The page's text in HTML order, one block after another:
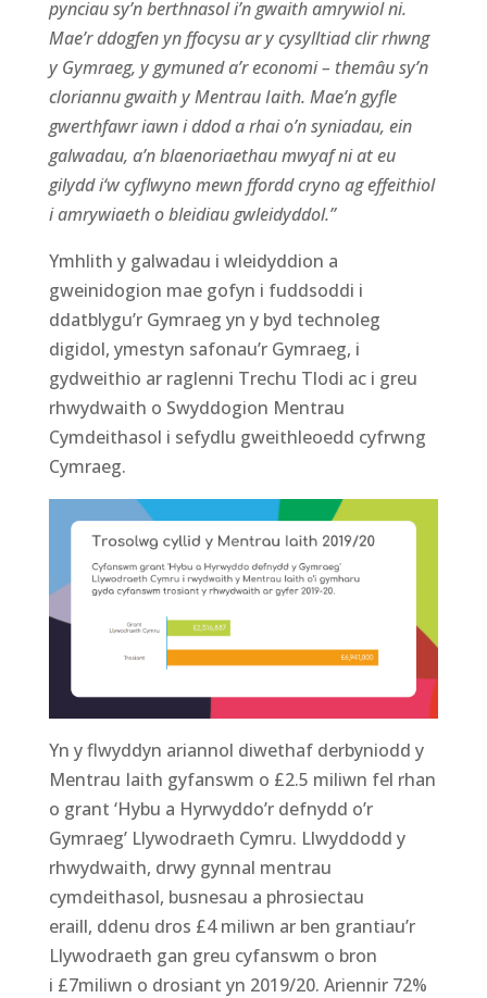
pynciau sy’n berthnasol i’n gwaith amrywiol ni.
Mae’r ddogfen yn ffocysu ar y cysylltiad clir rhwng
y Gymraeg, y gymuned a’r economi – themâu sy’n
cloriannu gwaith y MentrauIaith. Mae’ngyfle
gwerthfawr iawn i ddod a rhai o’n syniadau, ein
galwadau, a’n blaenoriaethau mwyaf ni at eu
gilyddi‘w cyflwyno mewn ffordd cryno ag effeithiol
i amrywiaeth o bleidiau gwleidyddol.”
Ymhlith y galwadau i wleidyddion a
gweinidogion mae gofyn i fuddsoddi i
ddatblygu’r Gymraeg yn y byd technoleg
digidol, ymestyn safonau’r Gymraeg, i
gydweithio ar raglenni Trechu Tlodi ac i greu
rhwydwaith o Swyddogion Mentrau
Cymdeithasol i sefydlu gweithleoedd cyfrwng
Cymraeg.
Yn y flwyddyn ariannol diwethaf derbyniodd y
Mentrau Iaith gyfanswm o £2.5 miliwn fel rhan
o grant ‘Hybu a Hyrwyddo’r defnydd o’r
Gymraeg’ Llywodraeth Cymru. Llwyddodd y
rhwydwaith, drwy gynnal mentrau
cymdeithasol, busnesau a phrosiectau
eraill, ddenu dros £4 miliwn ar ben grantiau’r
Llywodraeth gan greu cyfanswm o bron
i £7miliwn o drosiant yn 2019/20. Ariennir 72%